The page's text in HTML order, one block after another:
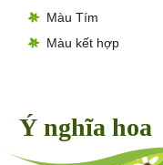
Màu Tím
Màu kết hợp
Ý nghĩa hoa